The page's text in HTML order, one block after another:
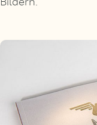
Bildern.